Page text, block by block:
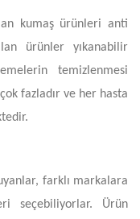
kumaş ürünleri anti
ürünler yıkanabilir
temizlenmesi
fazladır ve her hasta
farklı markalara
seçebiliyorlar. Ürün